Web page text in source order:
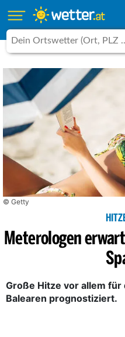
© Getty
Meterologen
Große Hitze vor allem für
Balearen prognostiziert.